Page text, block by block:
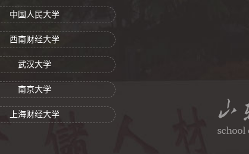
中国人民大学
西南财经大学
武汉大学
南京大学
上海财经大学